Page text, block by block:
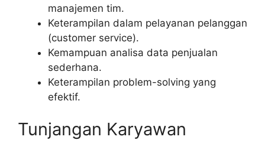
manajemen tim.
Keterampilan dalam pelayanan pelanggan
(customer service).
Kemampuan analisa data penjualan
sederhana.
Keterampilan problem-solving yang
efektif.
Tunjangan Karyawan